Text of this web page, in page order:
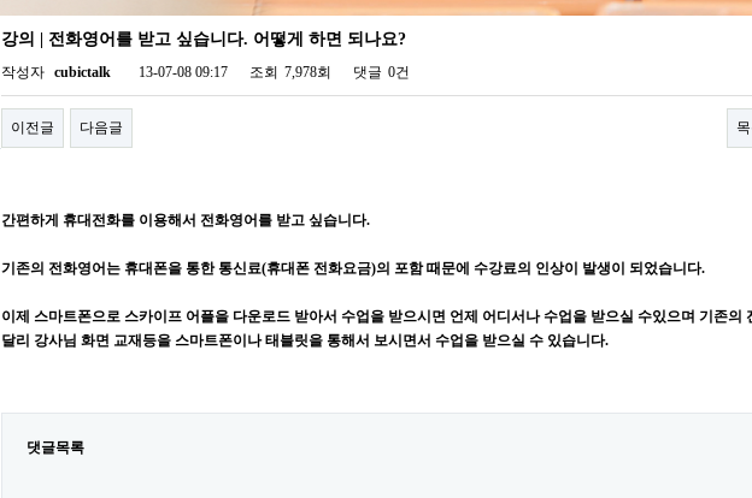
강의 | 전화영어를 받고 싶습니다. 어떻게 하면 되나요?
작성자 cubictalk 13-07-08 09:17 조회 7,978회 댓글 0건
이전글 다음글
간편하게 휴대전화를 이용해서 전화영어를 받고 싶습니다.
기존의 전화영어는 휴대폰을 통한 통신료(휴대폰 전화요금)의 포함 때문에 수강료의 인상이 발생이 되었습니다.
이제 스마트폰으로 스카이프 어플을 다운로드 받아서 수업을 받으시면 언제 어디서나 수업을 받으실 수있으며 기존의
달리 강사님 화면 교재등을 스마트폰이나 태블릿을 통해서 보시면서 수업을 받으실 수 있습니다.
댓글목록